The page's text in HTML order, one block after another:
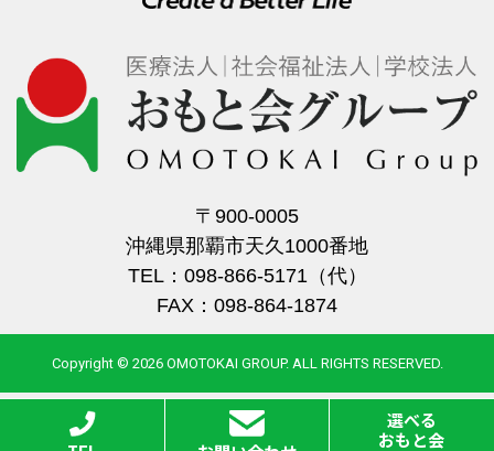
〒900-0005
沖縄県那覇市天久1000番地
TEL：098-866-5171（代）
FAX：098-864-1874
Copyright © 2026 OMOTOKAI GROUP. ALL RIGHTS RESERVED.
選べる
おもと会